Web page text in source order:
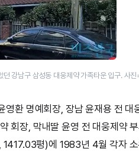
강남구 삼성동 대웅제약 가족타운 입구. 사
환 명예회장, 장남 윤재용 전 대
회장, 막내딸 윤영 전 대웅제약
평)에 1983년 4월 각자 소